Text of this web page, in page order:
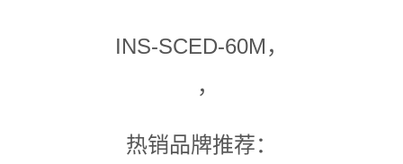
INS-SCED-60M，
，
热销品牌推荐：